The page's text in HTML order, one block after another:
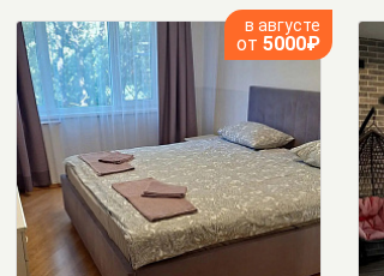
в августе
от 5000₽